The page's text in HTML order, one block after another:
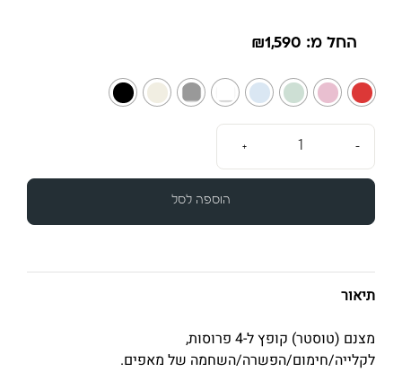
החל מ: ₪1,590
-
+
הוספה לסל
תיאור
מצנם (טוסטר) קופץ ל-4 פרוסות,
לקלייה/חימום/הפשרה/השחמה של מאפים.